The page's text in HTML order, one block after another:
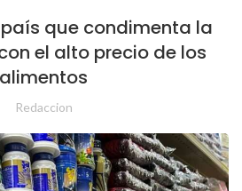
que condimenta la
el alto precio de los
alimentos
Redaccion